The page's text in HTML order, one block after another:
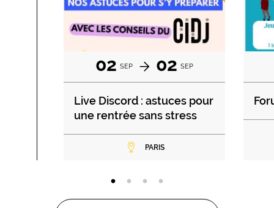
02 SEP 02 SEP
Live Discord : astuces pour
une rentrée sans stress
PARIS